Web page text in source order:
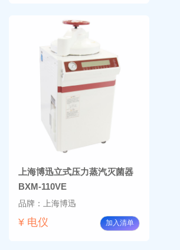
上海博迅立式压力蒸汽灭菌器
BXM-110VE
品牌：上海博迅
¥ 电仪 加入清单